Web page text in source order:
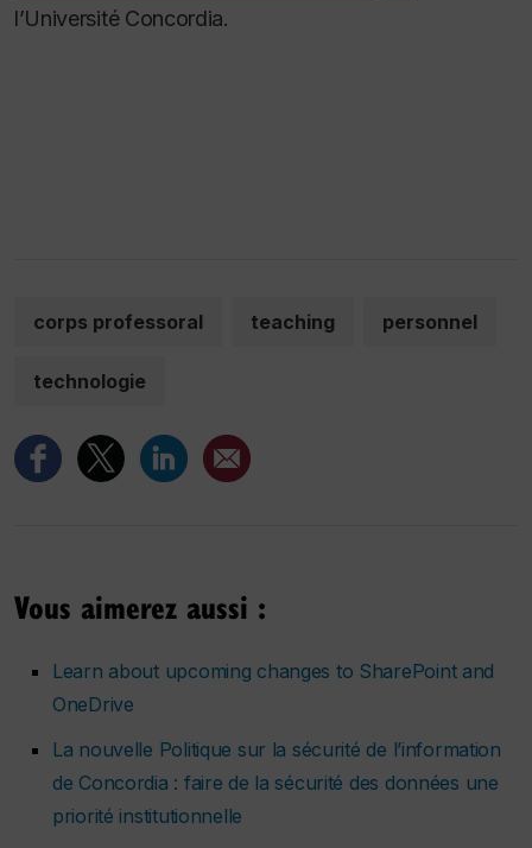
l’Université Concordia.
corps professoral teaching personnel
technologie
Vous aimerez aussi :
Learn about upcoming changes to SharePoint and
OneDrive
La nouvelle Politique sur la sécurité de l’information
de Concordia : faire de la sécurité des données une
priorité institutionnelle